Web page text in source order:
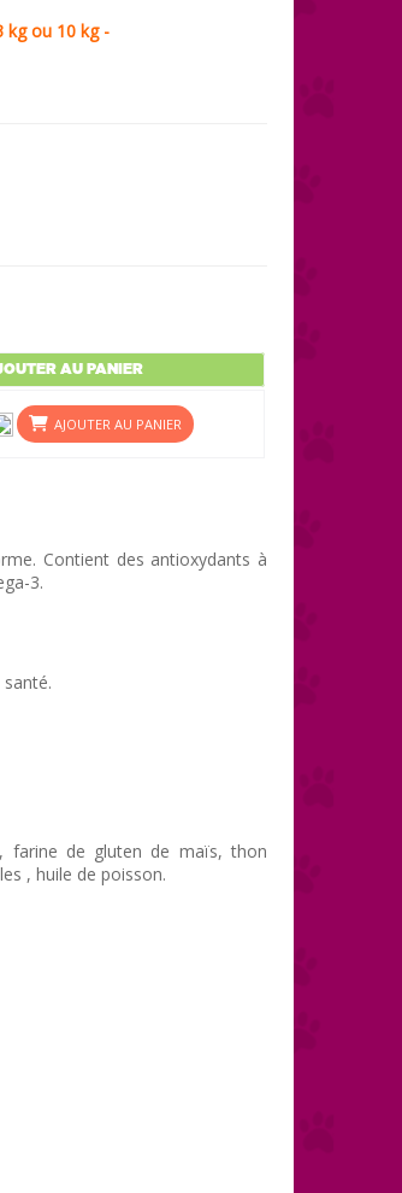
kg ou 10 kg -
AU PANIER
AJOUTER AU PANIER
Contient des antioxydants à
3.
farine de gluten de maïs, thon
, huile de poisson.